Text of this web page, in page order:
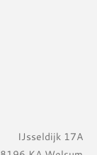
IJsseldijk 17A